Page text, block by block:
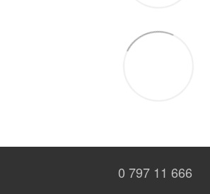
0 797 11 666